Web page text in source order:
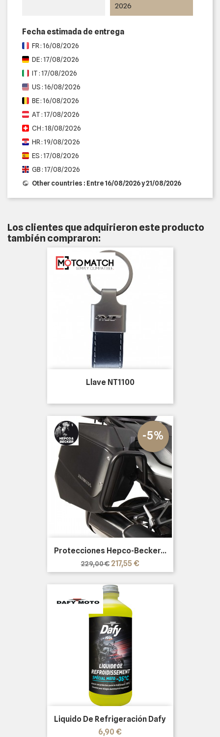
2026
Fecha estimada de entrega
FR : 16/08/2026
DE : 17/08/2026
IT : 17/08/2026
US : 16/08/2026
BE : 16/08/2026
AT : 17/08/2026
CH : 18/08/2026
HR : 19/08/2026
ES : 17/08/2026
GB : 17/08/2026
Other countries : Entre 16/08/2026 y 21/08/2026
Los clientes que adquirieron este producto
también compraron:
Llave NT1100
Protecciones Hepco-Becker...
Precio
base
229,00 €
-5%
Precio
217,55 €
Liquido De Refrigeración Dafy
Precio
6,90 €